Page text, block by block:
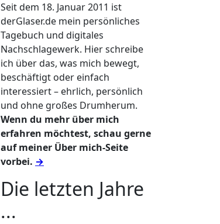
Seit dem 18. Januar 2011 ist
derGlaser.de mein persönliches
Tagebuch und digitales
Nachschlagewerk. Hier schreibe
ich über das, was mich bewegt,
beschäftigt oder einfach
interessiert – ehrlich, persönlich
und ohne großes Drumherum.
Wenn du mehr über mich
erfahren möchtest, schau gerne
auf meiner Über mich-Seite
vorbei. →
Die letzten Jahre
...